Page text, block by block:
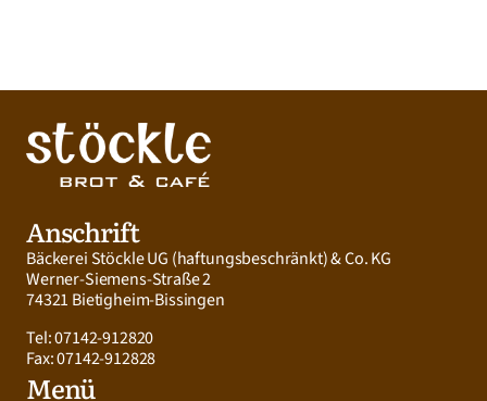
Anschrift
Bäckerei Stöckle UG (haftungsbeschränkt) & Co. KG
Werner-Siemens-Straße 2
74321 Bietigheim-Bissingen
Tel: 07142-912820
Fax: 07142-912828
Menü